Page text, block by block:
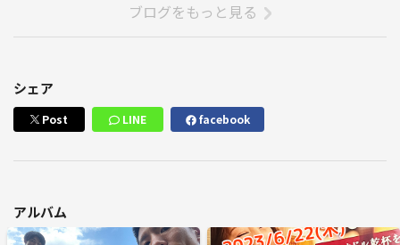
ブログをもっと見る
シェア
Post LINE facebook
アルバム